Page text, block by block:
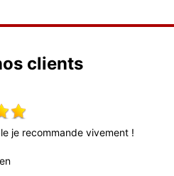
clients
je recommande vivement !